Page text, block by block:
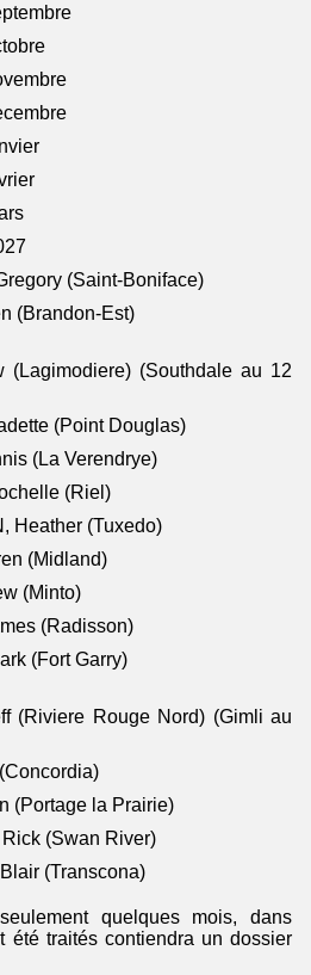
(Saint-Boniface)
(Brandon-Est)
(Lagimodiere) (Southdale au 12
(Point Douglas)
(La Verendrye)
(Riel)
Heather (Tuxedo)
(Midland)
(Minto)
(Radisson)
(Fort Garry)
(Riviere Rouge Nord) (Gimli au
(Portage la Prairie)
(Swan River)
(Transcona)
quelques mois, dans
été traités contiendra un dossier